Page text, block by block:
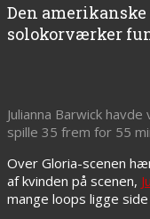
Den
solokorværker
Julianna Barwick
spille 35 frem for 55
Over Gloria-scenen
af kvinden på scenen,
mange loops ligge